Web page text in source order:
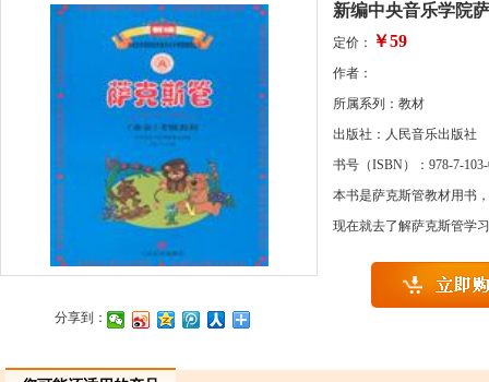
分享到：
新编中央音乐学院
定价： ￥59
作者：
所属系列：教材
出版社：人民音乐出版社
书号（ISBN）：978-7-103-
本书是萨克斯管教材用书
现在就去了解萨克斯管学